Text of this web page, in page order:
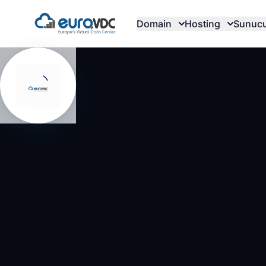
Domain Hosting